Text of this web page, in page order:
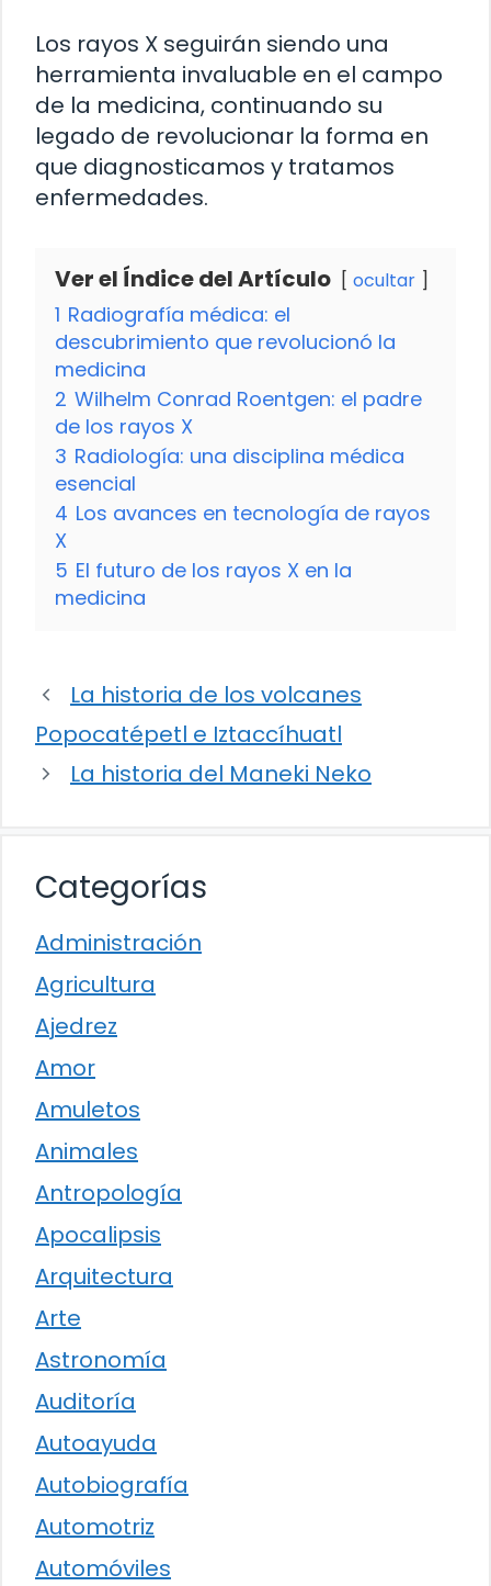
Los rayos X seguirán siendo una
herramienta invaluable en el campo
de la medicina, continuando su
legado de revolucionar la forma en
que diagnosticamos y tratamos
enfermedades.
Ver el Índice del Artículo ocultar
1 Radiografía médica: el
descubrimiento que revolucionó la
medicina
2 Wilhelm Conrad Roentgen: el padre
de los rayos X
3 Radiología: una disciplina médica
esencial
4 Los avances en tecnología de rayos
X
5 El futuro de los rayos X en la
medicina
La historia de los volcanes
Popocatépetl e Iztaccíhuatl
La historia del Maneki Neko
Categorías
Administración
Agricultura
Ajedrez
Amor
Amuletos
Animales
Antropología
Apocalipsis
Arquitectura
Arte
Astronomía
Auditoría
Autoayuda
Autobiografía
Automotriz
Automóviles